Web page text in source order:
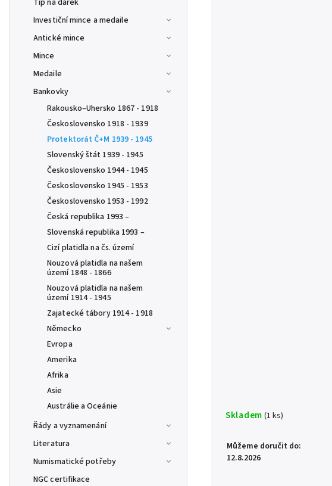
Tip na dárek
Investiční mince a medaile
Antické mince
Mince
Medaile
Bankovky
Rakousko–Uhersko 1867 - 1918
Československo 1918 - 1939
Protektorát Č+M 1939 - 1945
Slovenský štát 1939 - 1945
Československo 1944 - 1945
Československo 1945 - 1953
Československo 1953 - 1992
Česká republika 1993 –
Slovenská republika 1993 –
Cizí platidla na čs. území
Nouzová platidla na našem
území 1848 - 1866
Nouzová platidla na našem
území 1914 - 1945
Zajatecké tábory 1914 - 1918
Německo
Evropa
Amerika
Afrika
Asie
Austrálie a Oceánie
Řády a vyznamenání
Literatura
Numismatické potřeby
NGC certifikace
Skladem (1 ks)
Můžeme doručit do:
12.8.2026